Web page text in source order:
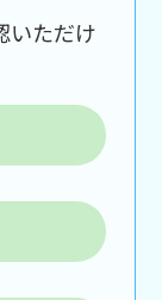
いただけ